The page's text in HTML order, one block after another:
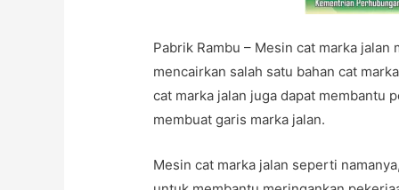
Pabrik Rambu – Mesin cat marka
mencairkan salah satu bahan cat
cat marka jalan juga dapat membantu
membuat garis marka jalan.
Mesin cat marka jalan seperti